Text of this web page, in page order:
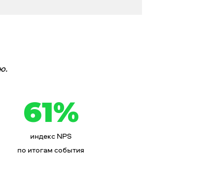
61%
индекс NPS
по итогам события